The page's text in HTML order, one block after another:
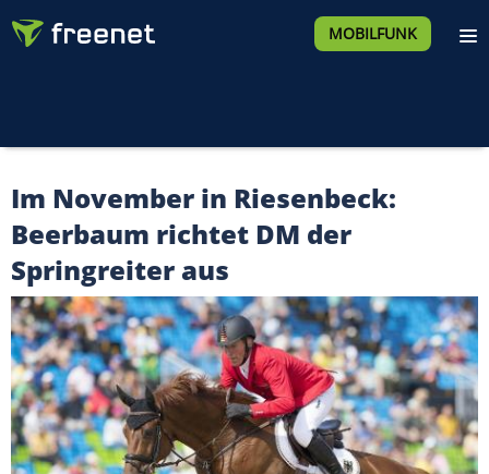
MOBILFUNK
Im November in Riesenbeck:
Beerbaum richtet DM der
Springreiter aus